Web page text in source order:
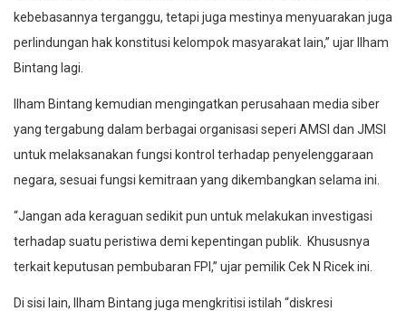
kebebasannya terganggu, tetapi juga mestinya menyuarakan juga
perlindungan hak konstitusi kelompok masyarakat lain,” ujar Ilham
Bintang lagi.
Ilham Bintang kemudian mengingatkan perusahaan media siber
yang tergabung dalam berbagai organisasi seperi AMSI dan JMSI
untuk melaksanakan fungsi kontrol terhadap penyelenggaraan
negara, sesuai fungsi kemitraan yang dikembangkan selama ini.
“Jangan ada keraguan sedikit pun untuk melakukan investigasi
terhadap suatu peristiwa demi kepentingan publik. Khususnya
terkait keputusan pembubaran FPI,” ujar pemilik Cek N Ricek ini.
Di sisi lain, Ilham Bintang juga mengkritisi istilah “diskresi